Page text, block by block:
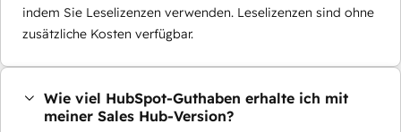
indem Sie Leselizenzen verwenden. Leselizenzen sind ohne
zusätzliche Kosten verfügbar.
Wie viel HubSpot-Guthaben erhalte ich mit
meiner Sales Hub-Version?